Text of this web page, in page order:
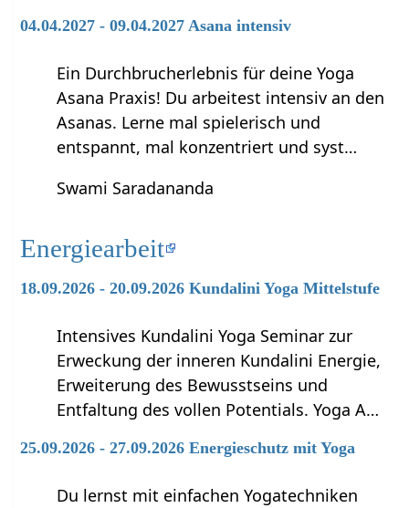
04.04.2027 - 09.04.2027 Asana intensiv
Ein Durchbrucherlebnis für deine Yoga
Asana Praxis! Du arbeitest intensiv an den
Asanas. Lerne mal spielerisch und
entspannt, mal konzentriert und syst…
Swami Saradananda
Energiearbeit
18.09.2026 - 20.09.2026 Kundalini Yoga Mittelstufe
Intensives Kundalini Yoga Seminar zur
Erweckung der inneren Kundalini Energie,
Erweiterung des Bewusstseins und
Entfaltung des vollen Potentials. Yoga A…
25.09.2026 - 27.09.2026 Energieschutz mit Yoga
Du lernst mit einfachen Yogatechniken